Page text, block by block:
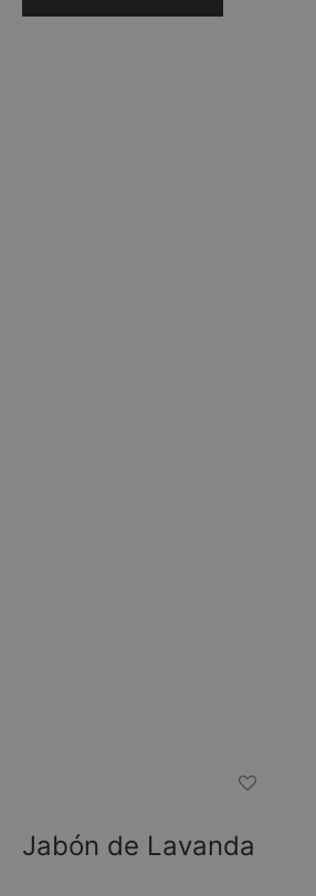
Jabón de Lavanda